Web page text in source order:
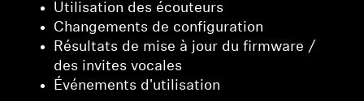
Utilisation des écouteurs
Changements de configuration
Résultats de mise à jour du firmware /
des invites vocales
Événements d'utilisation